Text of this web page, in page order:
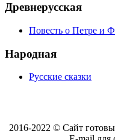
Древнерусская
Повесть о Петре и
Народная
Русские сказки
2016-2022 © Сайт